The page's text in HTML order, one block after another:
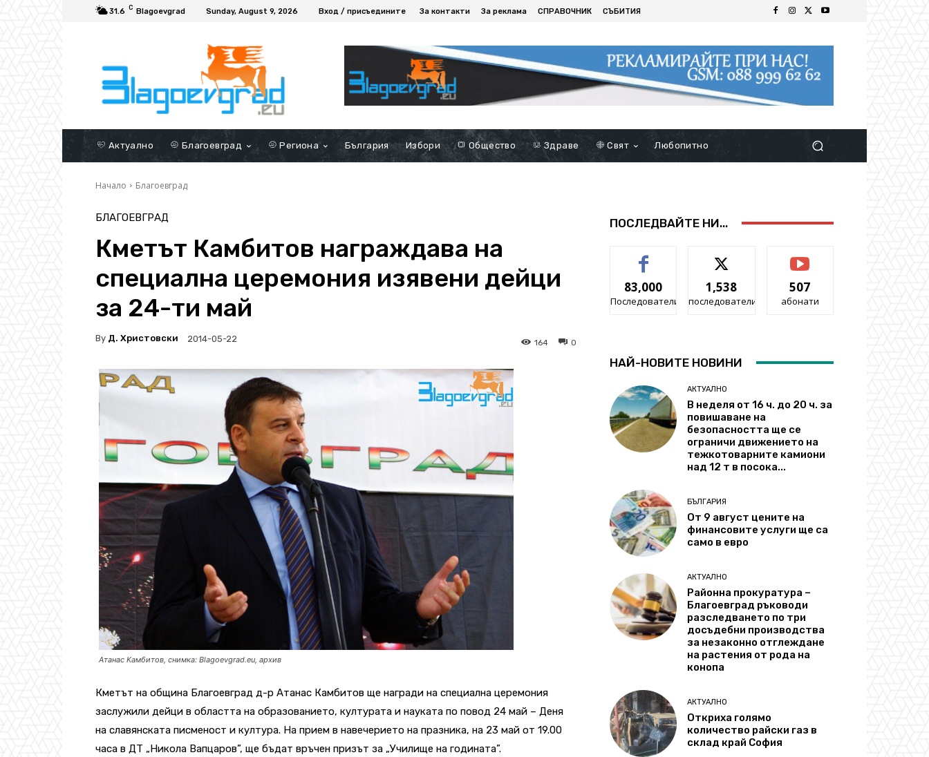
31.6 C Blagoevgrad Sunday, August 9, 2026 Вход / присъедините За контакти За реклама СПРАВОЧНИК СЪБИТИЯ
Актуално Благоевград Региона България Избори Общество Здраве Свят Любопитно
Начало Благоевград
БЛАГОЕВГРАД
Кметът Камбитов награждава на
специална церемония изявени дейци
за 24-ти май
By Д. Христовски 2014-05-22 0
164
Атанас Камбитов, снимка: Blagoevgrad.eu, архив
Кметът на община Благоевград д-р Атанас Камбитов ще награди на специална церемония
заслужили дейци в областта на образованието, културата и науката по повод 24 май – Деня
на славянската писменост и култура. На прием в навечерието на празника, на 23 май от 19.00
часа в ДТ „Никола Вапцаров”, ще бъдат връчен призът за „Училище на годината”.
ПОСЛЕДВАЙТЕ НИ...
83,000
Последователи
1,538
последователи
507
абонати
НАЙ-НОВИТЕ НОВИНИ
АКТУАЛНО
В неделя от 16 ч. до 20 ч. за
повишаване на
безопасността ще се
ограничи движението на
тежкотоварните камиони
над 12 т в посока...
БЪЛГАРИЯ
От 9 август цените на
финансовите услуги ще са
само в евро
АКТУАЛНО
Районна прокуратура –
Благоевград ръководи
разследването по три
досъдебни производства
за незаконно отглеждане
на растения от рода на
конопа
АКТУАЛНО
Откриха голямо
количество райски газ в
склад край София